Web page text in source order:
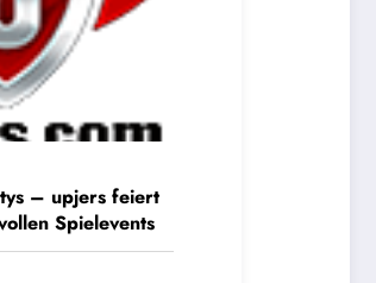
– upjers feiert
Spielevents